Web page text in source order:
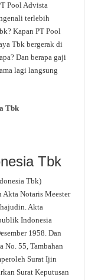
Pool Advista
terlebih
Kapan PT Pool
Tbk bergerak di
Dan berapa gaji
lagi langsung
Tbk
Tbk
Tbk)
Akta Notaris Meester
Akta
Indonesia
1958. Dan
No. 55, Tambahan
Surat Ijin
Surat Keputusan